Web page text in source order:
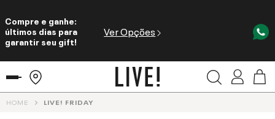
Compre e ganhe:
últimos dias para
garantir seu gift!
Ver Opções
HOME LIVE! FRIDAY